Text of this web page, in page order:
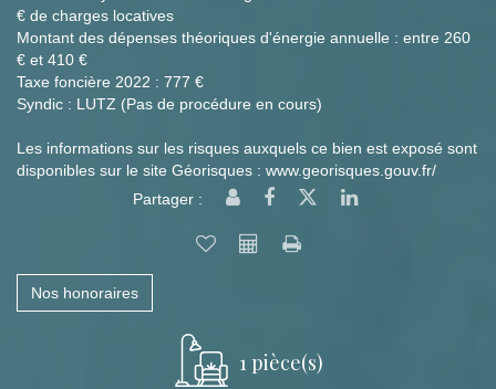
€ de charges locatives
Montant des dépenses théoriques d'énergie annuelle : entre 260
€ et 410 €
Taxe foncière 2022 : 777 €
Syndic : LUTZ (Pas de procédure en cours)
Les informations sur les risques auxquels ce bien est exposé sont
disponibles sur le site Géorisques : www.georisques.gouv.fr/
Partager :
Nos honoraires
1 pièce(s)